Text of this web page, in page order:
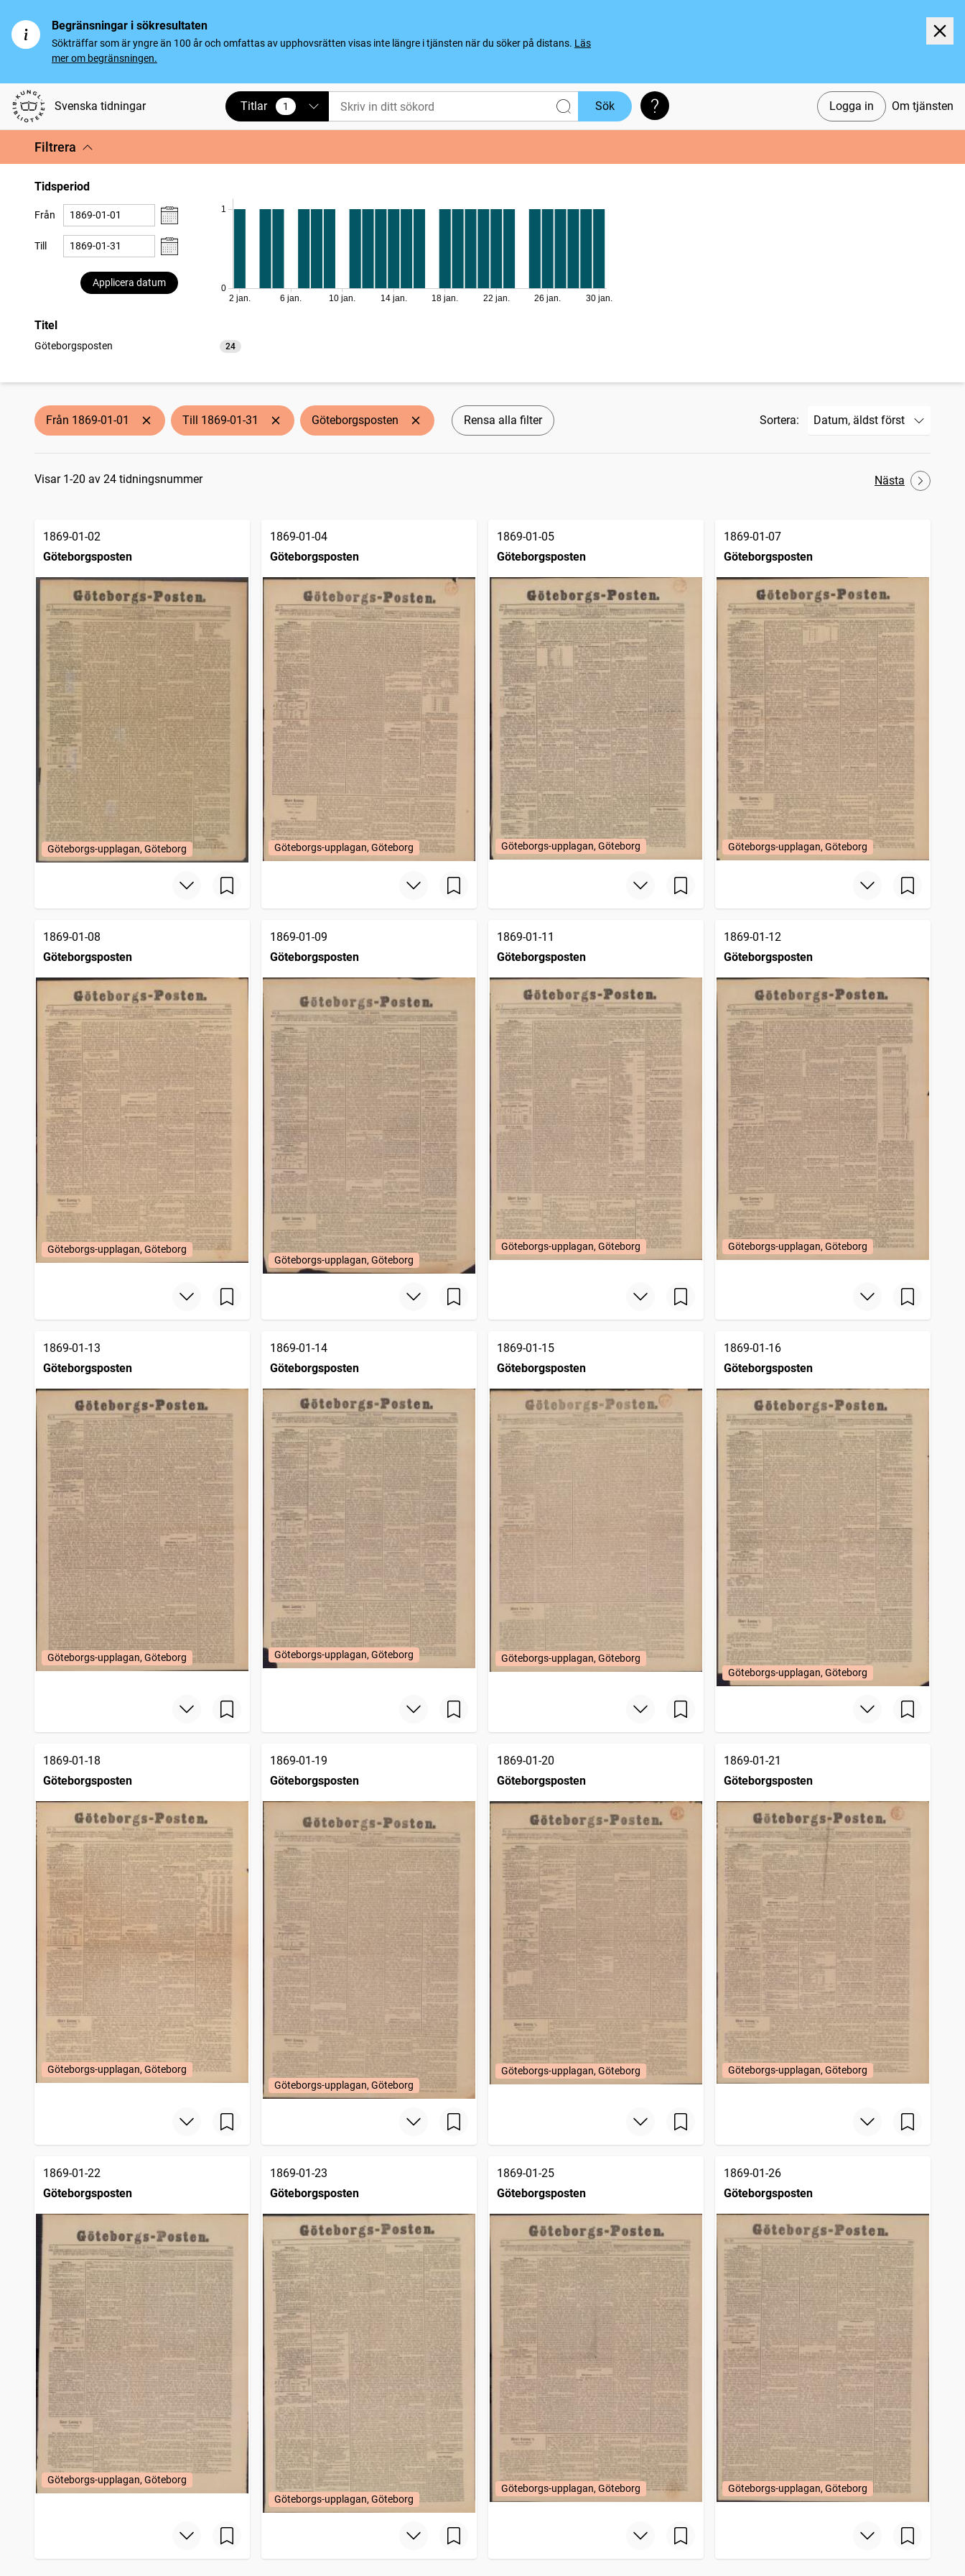
Begränsningar i sökresultaten
Sökträffar som är yngre än 100 år och omfattas av upphovsrätten visas inte längre i tjänsten när du söker på distans. Läs
mer om begränsningen.
Svenska tidningar Logga in Om tjänsten
Titlar 1
vald Sök Söktips
Filtrera
Tidsperiod
Från
Till
Applicera datum
0
1
2 jan. 6 jan. 10 jan. 14 jan. 18 jan. 22 jan. 26 jan. 30 jan.
Titel
Göteborgsposten 24
träffar
Från 1869-01-01 Till 1869-01-31 Göteborgsposten Rensa alla filter Sortera:
Sökresultat
Visar 1-20 av 24 tidningsnummer Nästa
1869-01-02
Göteborgsposten
Göteborgs-upplagan, Göteborg
1869-01-04
Göteborgsposten
Göteborgs-upplagan, Göteborg
1869-01-05
Göteborgsposten
Göteborgs-upplagan, Göteborg
1869-01-07
Göteborgsposten
Göteborgs-upplagan, Göteborg
1869-01-08
Göteborgsposten
Göteborgs-upplagan, Göteborg
1869-01-09
Göteborgsposten
Göteborgs-upplagan, Göteborg
1869-01-11
Göteborgsposten
Göteborgs-upplagan, Göteborg
1869-01-12
Göteborgsposten
Göteborgs-upplagan, Göteborg
1869-01-13
Göteborgsposten
Göteborgs-upplagan, Göteborg
1869-01-14
Göteborgsposten
Göteborgs-upplagan, Göteborg
1869-01-15
Göteborgsposten
Göteborgs-upplagan, Göteborg
1869-01-16
Göteborgsposten
Göteborgs-upplagan, Göteborg
1869-01-18
Göteborgsposten
Göteborgs-upplagan, Göteborg
1869-01-19
Göteborgsposten
Göteborgs-upplagan, Göteborg
1869-01-20
Göteborgsposten
Göteborgs-upplagan, Göteborg
1869-01-21
Göteborgsposten
Göteborgs-upplagan, Göteborg
1869-01-22
Göteborgsposten
Göteborgs-upplagan, Göteborg
1869-01-23
Göteborgsposten
Göteborgs-upplagan, Göteborg
1869-01-25
Göteborgsposten
Göteborgs-upplagan, Göteborg
1869-01-26
Göteborgsposten
Göteborgs-upplagan, Göteborg